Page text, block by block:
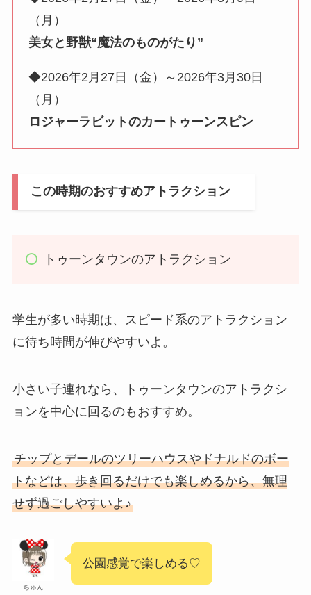
（月）
美女と野獣“魔法のものがたり”
◆2026年2月27日（金）～2026年3月30日
（月）
ロジャーラビットのカートゥーンスピン
この時期のおすすめアトラクション
トゥーンタウンのアトラクション
学生が多い時期は、スピード系のアトラクション
に待ち時間が伸びやすいよ。
小さい子連れなら、トゥーンタウンのアトラクシ
ョンを中心に回るのもおすすめ。
チップとデールのツリーハウスやドナルドのボー
トなどは、歩き回るだけでも楽しめるから、無理
せず過ごしやすいよ♪
ちゅん
公園感覚で楽しめる♡